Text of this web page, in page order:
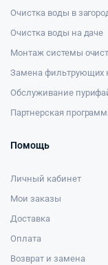
Очистка воды в
Очистка воды на даче
Монтаж системы
Замена фильтрующих
Обслуживание
Партнерская
Помощь
Личный кабинет
Мои заказы
Доставка
Оплата
Возврат и замена